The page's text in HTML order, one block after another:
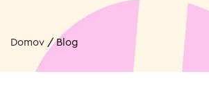
Domov /Blog